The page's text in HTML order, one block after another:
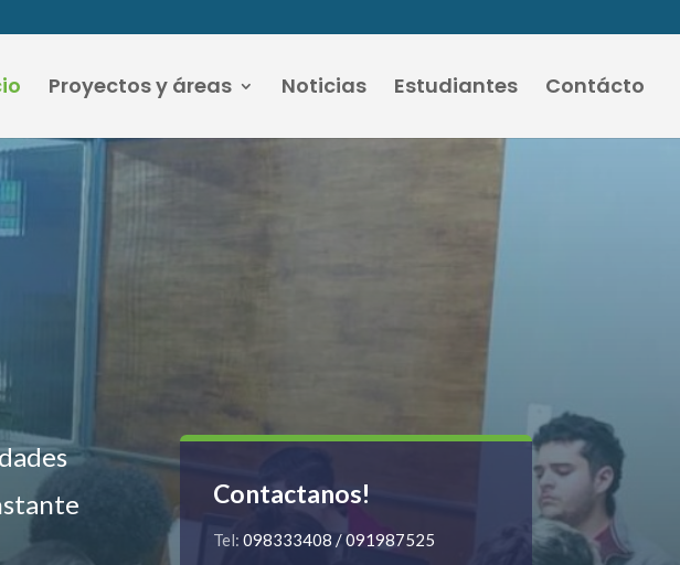
Proyectos y áreas Noticias Estudiantes Contácto
Contactanos!
Tel: 098333408 / 091987525